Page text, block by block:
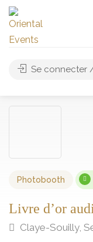
Se connecter
Photobooth
Livre d’or
Claye-Souilly,